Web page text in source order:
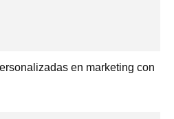
en marketing con